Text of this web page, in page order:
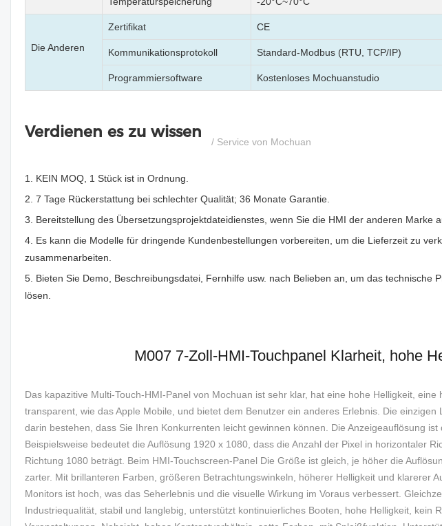
Die Anderen
Zertifikat CE
Kommunikationsprotokoll Standard-Modbus (RTU, TCP/IP)
Programmiersoftware Kostenloses Mochuanstudio
Verdienen es zu wissen
/ Service von Mochuan
1. KEIN MOQ, 1 Stück ist in Ordnung.
2. 7 Tage Rückerstattung bei schlechter Qualität; 36 Monate Garantie.
3. Bereitstellung des Übersetzungsprojektdateidienstes, wenn Sie die HMI der anderen Marke
4. Es kann die Modelle für dringende Kundenbestellungen vorbereiten, um die Lieferzeit zu
zusammenarbeiten.
5. Bieten Sie Demo, Beschreibungsdatei, Fernhilfe usw. nach Belieben an, um das technische
lösen.
M007 7-Zoll-HMI-Touchpanel Klarheit, hohe
Das kapazitive Multi-Touch-HMI-Panel von Mochuan ist sehr klar, hat eine hohe Helligkeit,
transparent, wie das Apple Mobile, und bietet dem Benutzer ein anderes Erlebnis. Die
darin bestehen, dass Sie Ihren Konkurrenten leicht gewinnen können. Die Anzeigeauflösung
Beispielsweise bedeutet die Auflösung 1920 x 1080, dass die Anzahl der Pixel in horizontaler
Richtung 1080 beträgt. Beim HMI-Touchscreen-Panel Die Größe ist gleich, je höher die
zarter. Mit brillanteren Farben, größeren Betrachtungswinkeln, höherer Helligkeit und klarerer
Monitors ist hoch, was das Seherlebnis und die visuelle Wirkung im Voraus verbessert.
Industriequalität, stabil und langlebig, unterstützt kontinuierliches Booten, hohe Helligkeit, kein